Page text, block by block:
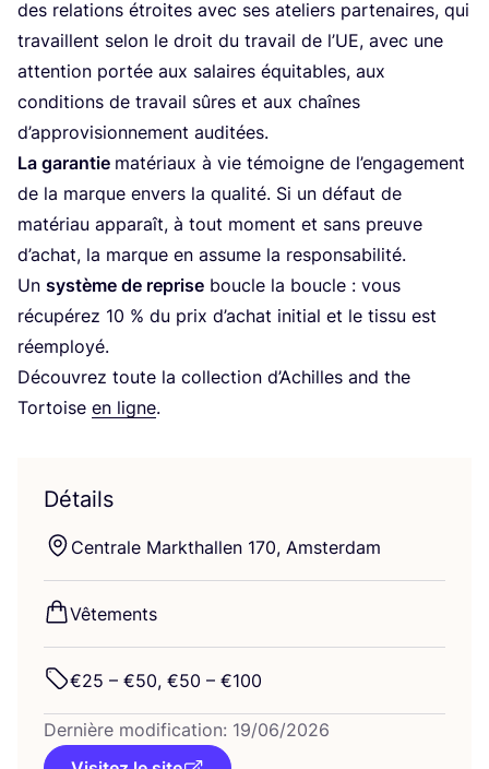
des rela­tions étroites avec ses ate­liers par­te­naires, qui
tra­vaillent selon le droit du tra­vail de l’UE, avec une
atten­tion por­tée aux salaires équi­tables, aux
condi­tions de tra­vail sûres et aux chaînes
d’ap­pro­vi­sion­ne­ment auditées.
La garan­tie maté­riaux à vie témoigne de l’en­ga­ge­ment
de la marque envers la qua­li­té. Si un défaut de
maté­riau appa­raît, à tout moment et sans preuve
d’a­chat, la marque en assume la res­pon­sa­bi­li­té.
Un sys­tème de reprise boucle la boucle : vous
récu­pé­rez 10 % du prix d’a­chat ini­tial et le tis­su est
réemployé.
Décou­vrez toute la col­lec­tion d’A­chilles and the
Tor­toise en ligne.
Détails
Cen­trale Mark­thal­len 170, Amsterdam
Vête­ments
€25 – €50, €50 – €100
Der­nière modi­fi­ca­tion: 19/06/2026